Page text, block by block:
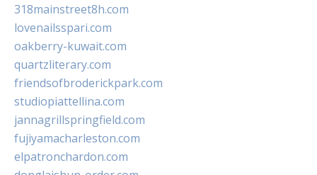
318mainstreet8h.com
lovenailsspari.com
oakberry-kuwait.com
quartzliterary.com
friendsofbroderickpark.com
studiopiattellina.com
jannagrillspringfield.com
fujiyamacharleston.com
elpatronchardon.com